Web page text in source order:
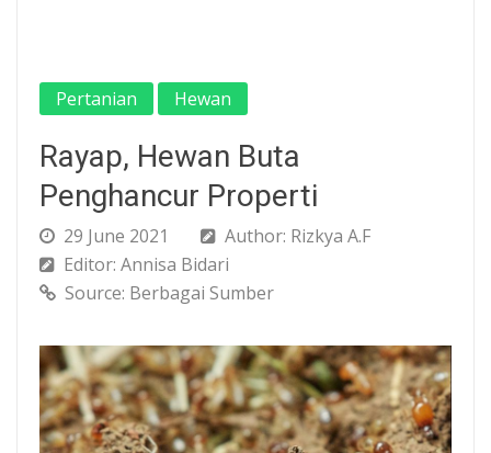
Pertanian Hewan
Rayap, Hewan Buta
Penghancur Properti
29 June 2021
Author: Rizkya A.F
Editor: Annisa Bidari
Source: Berbagai Sumber